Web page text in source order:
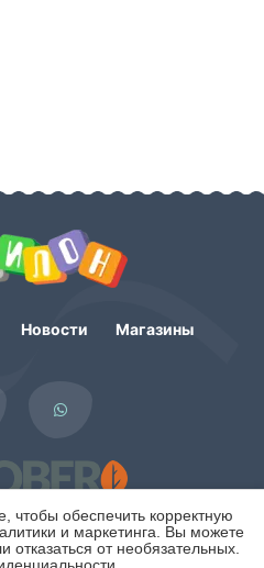
обеспечить корректную
и маркетинга. Вы можете
от необязательных.
Новости Магазины